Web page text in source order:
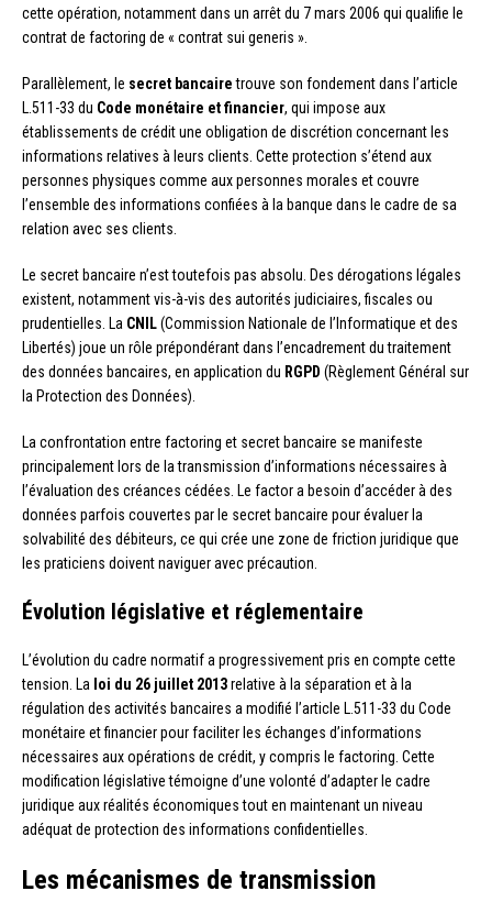
cette opération, notamment dans un arrêt du 7 mars 2006 qui qualifie le
contrat de factoring de « contrat sui generis ».
Parallèlement, le secret bancairetrouve son fondement dans l’article
L.511-33 du Code monétaire et financier, qui impose aux
établissements de crédit une obligation de discrétion concernant les
informations relatives à leurs clients. Cette protection s’étend aux
personnes physiques comme aux personnes morales et couvre
l’ensemble des informations confiées à la banque dans le cadre de sa
relation avec ses clients.
Le secret bancaire n’est toutefois pas absolu. Des dérogations légales
existent, notamment vis-à-vis des autorités judiciaires, fiscales ou
prudentielles. La CNIL(Commission Nationale de l’Informatique et des
Libertés) joue un rôle prépondérant dans l’encadrement du traitement
des données bancaires, en application du RGPD (Règlement Général sur
la Protection des Données).
La confrontation entre factoring et secret bancaire se manifeste
principalement lors de la transmission d’informations nécessaires à
l’évaluation des créances cédées. Le factor a besoin d’accéder à des
données parfois couvertes par le secret bancaire pour évaluer la
solvabilité des débiteurs, ce qui crée une zone de friction juridique que
les praticiens doivent naviguer avec précaution.
Évolution législative et réglementaire
L’évolution du cadre normatif a progressivement pris en compte cette
tension. La loi du 26 juillet 2013relative à la séparation et à la
régulation des activités bancaires a modifié l’article L.511-33 du Code
monétaire et financier pour faciliter les échanges d’informations
nécessaires aux opérations de crédit, y compris le factoring. Cette
modification législative témoigne d’une volonté d’adapter le cadre
juridique aux réalités économiques tout en maintenant un niveau
adéquat de protection des informations confidentielles.
Les mécanismes de transmission